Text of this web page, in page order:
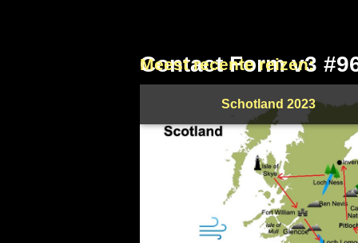
Contact Form v3
Meest recente reizen:
Schotland 2023